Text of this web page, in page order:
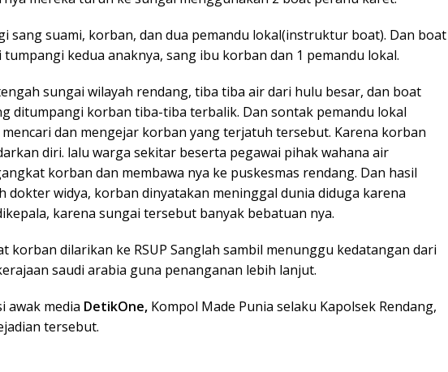
sang suami, korban, dan dua pemandu lokal(instruktur boat). Dan boat
tumpangi kedua anaknya, sang ibu korban dan 1 pemandu lokal.
sungai wilayah rendang, tiba tiba air dari hulu besar, dan boat
ditumpangi korban tiba-tiba terbalik. Dan sontak pemandu lokal
dan mengejar korban yang terjatuh tersebut. Karena korban
diri. lalu warga sekitar beserta pegawai pihak wahana air
korban dan membawa nya ke puskesmas rendang. Dan hasil
dokter widya, korban dinyatakan meninggal dunia diduga karena
karena sungai tersebut banyak bebatuan nya.
korban dilarikan ke RSUP Sanglah sambil menunggu kedatangan dari
saudi arabia guna penanganan lebih lanjut.
awak media DetikOne, Kompol Made Punia selaku Kapolsek Rendang,
tersebut.